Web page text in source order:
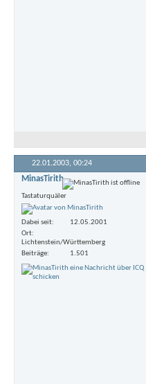
22.01.2003, 00:24
MinasTirith
Tastaturquäler
Dabei seit
12.05.2001
Ort
Lichtenstein/Württemberg
Beiträge
1.501